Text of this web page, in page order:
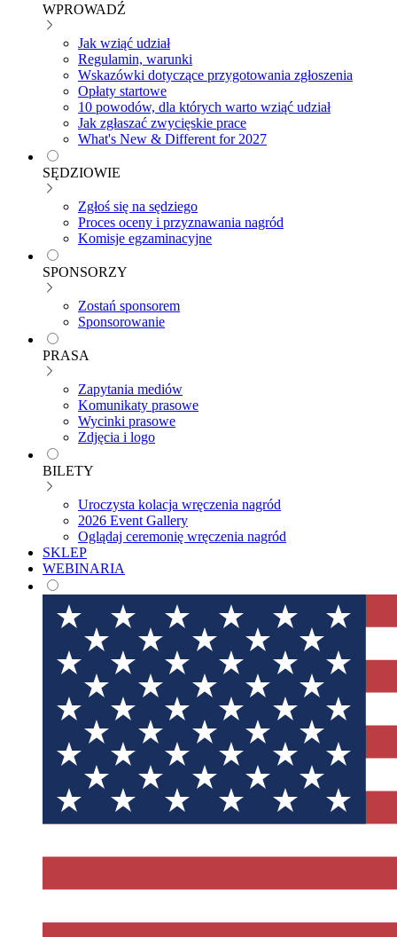
WPROWADŹ
Jak wziąć udział
Regulamin, warunki
Wskazówki dotyczące przygotowania zgłoszenia
Opłaty startowe
10 powodów, dla których warto wziąć udział
Jak zgłaszać zwycięskie prace
What's New & Different for 2027
SĘDZIOWIE
Zgłoś się na sędziego
Proces oceny i przyznawania nagród
Komisje egzaminacyjne
SPONSORZY
Zostań sponsorem
Sponsorowanie
PRASA
Zapytania mediów
Komunikaty prasowe
Wycinki prasowe
Zdjęcia i logo
BILETY
Uroczysta kolacja wręczenia nagród
2026 Event Gallery
Oglądaj ceremonię wręczenia nagród
SKLEP
WEBINARIA